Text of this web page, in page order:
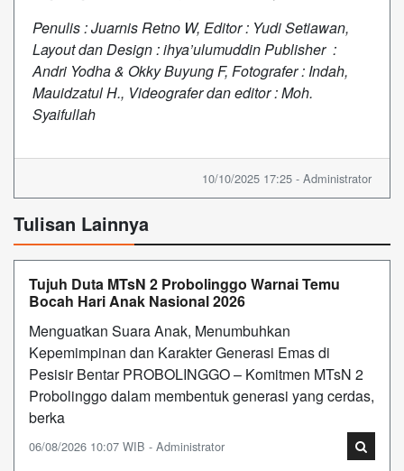
Penulis : Juarnis Retno W, Editor : Yudi Setiawan,
Layout dan Design : ihya’ulumuddin Publisher :
Andri Yodha & Okky Buyung F, Fotografer : Indah,
Mauidzatul H., Videografer dan editor : Moh.
Syaifullah
10/10/2025 17:25 - Administrator
Tulisan Lainnya
Tujuh Duta MTsN 2 Probolinggo Warnai Temu
Bocah Hari Anak Nasional 2026
Menguatkan Suara Anak, Menumbuhkan
Kepemimpinan dan Karakter Generasi Emas di
Pesisir Bentar PROBOLINGGO – Komitmen MTsN 2
Probolinggo dalam membentuk generasi yang cerdas,
berka
06/08/2026 10:07 WIB - Administrator